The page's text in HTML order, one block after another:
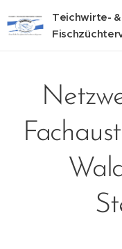
Teichwirte- &